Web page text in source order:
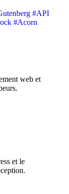
#API
#Acorn
web et
et le